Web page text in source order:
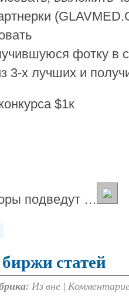
фотку в
3-х лучших и
$1к
подведут …
статей
Из вне |